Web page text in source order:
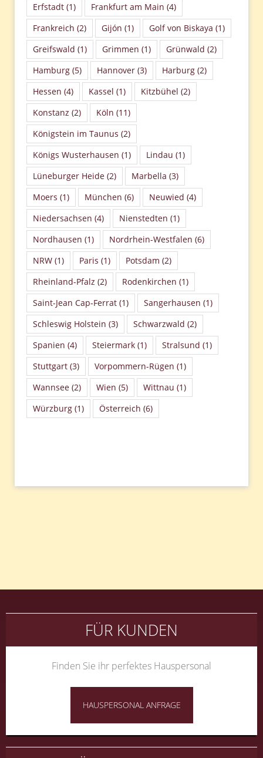
Erfstadt (1) Frankfurt am Main (4)
Frankreich (2) Gijón (1) Golf von Biskaya (1)
Greifswald (1) Grimmen (1) Grünwald (2)
Hamburg (5) Hannover (3) Harburg (2)
Hessen (4) Kassel (1) Kitzbühel (2)
Konstanz (2) Köln (11)
Königstein im Taunus (2)
Königs Wusterhausen (1) Lindau (1)
Lüneburger Heide (2) Marbella (3)
Moers (1) München (6) Neuwied (4)
Niedersachsen (4) Nienstedten (1)
Nordhausen (1) Nordrhein-Westfalen (6)
NRW (1) Paris (1) Potsdam (2)
Rheinland-Pfalz (2) Rodenkirchen (1)
Saint-Jean Cap-Ferrat (1) Sangerhausen (1)
Schleswig Holstein (3) Schwarzwald (2)
Spanien (4) Steiermark (1) Stralsund (1)
Stuttgart (3) Vorpommern-Rügen (1)
Wannsee (2) Wien (5) Wittnau (1)
Würzburg (1) Österreich (6)
FÜR KUNDEN
Finden Sie ihr perfektes Hauspersonal
HAUSPERSONAL ANFRAGE